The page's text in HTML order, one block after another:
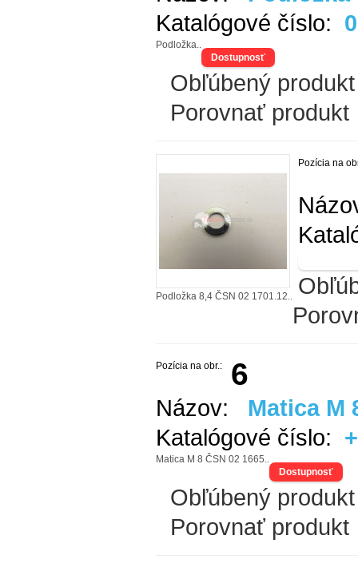
Katalógové číslo:
Podložka..
Dostupnosť
Obľúbený produkt
Porovnať produkt
Pozícia na
Podložka 8,4 ČSN 02 1701.12..
Pozícia na obr.: 6
Názov: Matica M
Katalógové číslo:
Matica M 8 ČSN 02 1665..
Dostupnosť
Obľúbený produkt
Porovnať produkt